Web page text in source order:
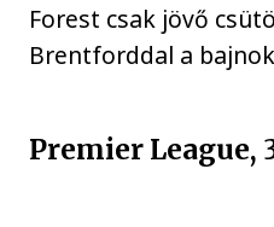
Forest csak jövő
Brentforddal a
Premier League,